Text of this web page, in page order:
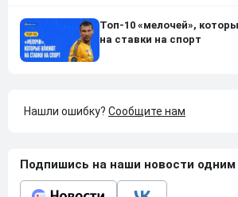
Топ-10 «мелочей»,
на ставки на спорт
Нашли ошибку? Сообщите нам
Подпишись на наши новости одним